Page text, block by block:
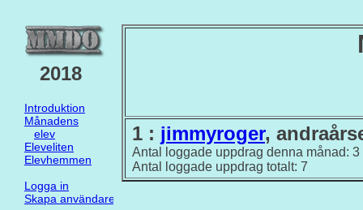
2018
Introduktion
Månadens
elev
Eleveliten
Elevhemmen
Logga in
Skapa användare
1 : jimmyroger,
Antal loggade uppdrag denna månad: 3
Antal loggade uppdrag totalt: 7